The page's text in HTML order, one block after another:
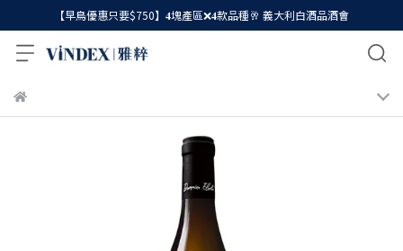
【早鳥優惠只要$750】𝟒塊產區❌𝟒款品種🥂 義大利白酒品酒會